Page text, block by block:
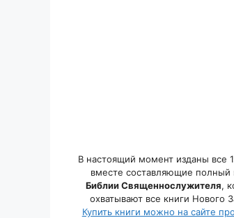
В настоящий момент изданы все
вместе составляющие полный
Библии Священнослужителя,
охватывают все книги Нового
Купить книги можно на сайте